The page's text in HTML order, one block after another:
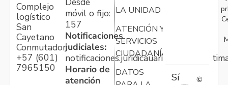
Complejo
logístico
San
Cayetano
Conmutador:
+57 (601)
7965150
móvil o fijo:
157
Notificaciones
judiciales:
Horario de
atención
LA UNIDAD
ATENCIÓN Y
SERVICIOS
CIUDADANÍA
DATOS
Sí
©